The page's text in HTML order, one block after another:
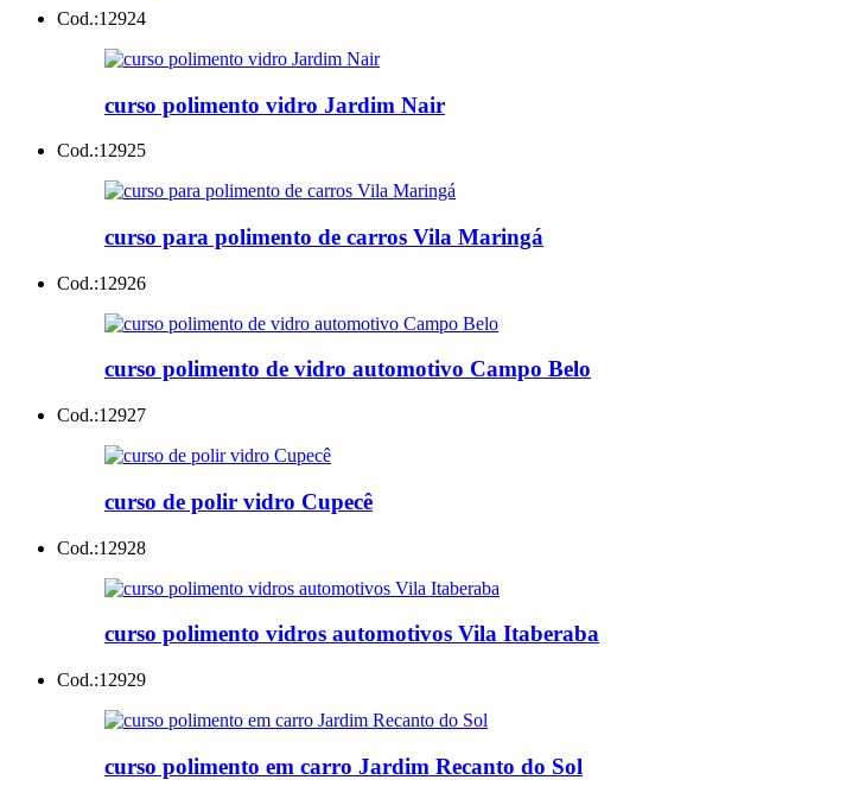
Cod.:12924
curso polimento vidro Jardim Nair
Cod.:12925
curso para polimento de carros Vila Maringá
Cod.:12926
curso polimento de vidro automotivo Campo Belo
Cod.:12927
curso de polir vidro Cupecê
Cod.:12928
curso polimento vidros automotivos Vila Itaberaba
Cod.:12929
curso polimento em carro Jardim Recanto do Sol